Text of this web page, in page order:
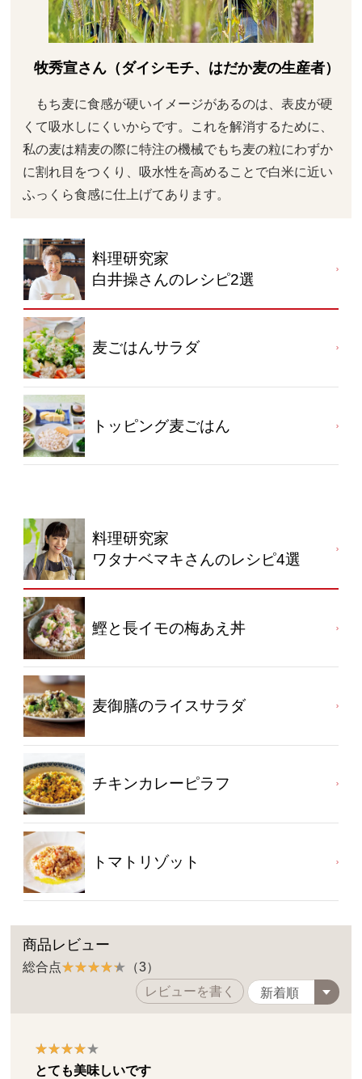
牧秀宣さん（ダイシモチ、はだか麦の生産者）
もち麦に食感が硬いイメージがあるのは、表皮が硬
くて吸水しにくいからです。これを解消するために、
私の麦は精麦の際に特注の機械でもち麦の粒にわずか
に割れ目をつくり、吸水性を高めることで白米に近い
ふっくら食感に仕上げてあります。
料理研究家
白井操さんのレシピ2選
麦ごはんサラダ
トッピング麦ごはん
料理研究家
ワタナベマキさんのレシピ4選
鰹と長イモの梅あえ丼
麦御膳のライスサラダ
チキンカレーピラフ
トマトリゾット
商品レビュー
総合点
（3）
レビューを書く
とても美味しいです